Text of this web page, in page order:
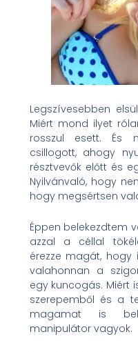
Legszívesebben
Miért mond ilyet
rosszul esett. És
csillogott, ahogy
résztvevők előtt és
Nyilvánvaló, hogy
hogy megsértsen
Éppen belekezdtem
azzal a céllal
érezze magát,
valahonnan a
egy kuncogás. Miért
szerepemből és a
magamat is
manipulátor vagyok.